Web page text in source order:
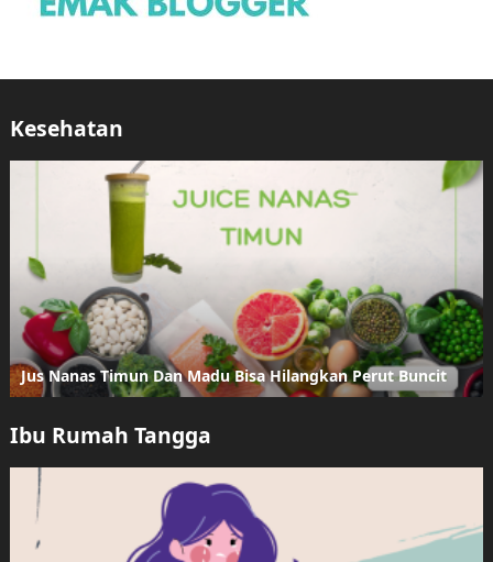
Kesehatan
Jus Nanas Timun Dan Madu Bisa Hilangkan Perut Buncit
Ibu Rumah Tangga